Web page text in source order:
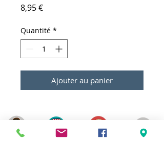
8,95 €Prix
Quantité *
Ajouter au panier
Service client
Paiement sécurisé
Click & Collect 2H